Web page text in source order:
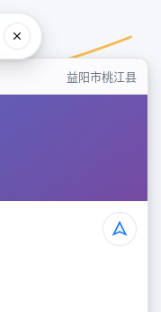
益阳市桃江县